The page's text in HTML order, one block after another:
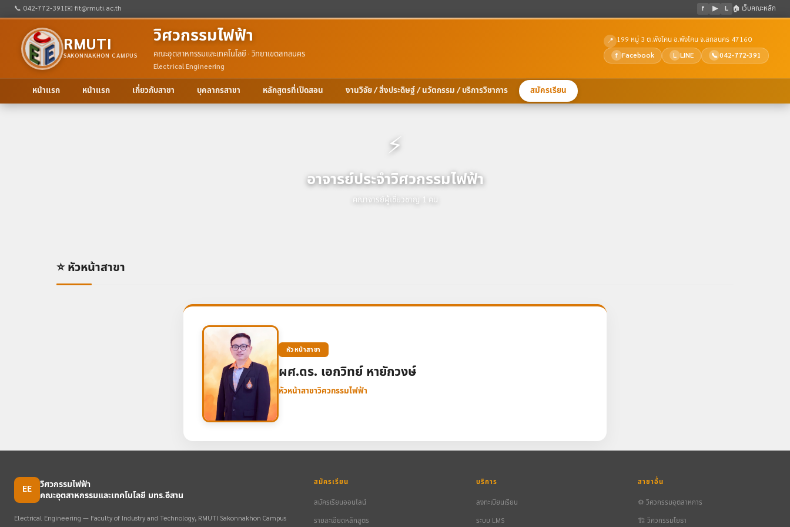
📞 042-772-391✉️ fit@rmuti.ac.th f ▶ L 🏠 เว็บคณะหลัก
RMUTI
SAKONNAKHON CAMPUS
วิศวกรรมไฟฟ้า
คณะอุตสาหกรรมและเทคโนโลยี · วิทยาเขตสกลนคร
Electrical Engineering
📍 199 หมู่ 3 ต.พังโคน อ.พังโคน จ.สกลนคร 47160
f Facebook L LINE 📞 042-772-391
หน้าแรก หน้าแรก เกี่ยวกับสาขา บุคลากรสาขา หลักสูตรที่เปิดสอน งานวิจัย / สิ่งประดิษฐ์ / นวัตกรรม / บริการวิชาการ สมัครเรียน
⚡
อาจารย์ประจำวิศวกรรมไฟฟ้า
คณาจารย์ผู้เชี่ยวชาญ 1 คน
⭐ หัวหน้าสาขา
หัวหน้าสาขา
ผศ.ดร. เอกวิทย์ หายักวงษ์
หัวหน้าสาขาวิศวกรรมไฟฟ้า
EE
วิศวกรรมไฟฟ้า
คณะอุตสาหกรรมและเทคโนโลยี มทร.อีสาน
Electrical Engineering — Faculty of Industry and Technology, RMUTI Sakonnakhon Campus
สมัครเรียน
สมัครเรียนออนไลน์
รายละเอียดหลักสูตร
บริการ
ลงทะเบียนเรียน
ระบบ LMS
สาขาอื่น
⚙️ วิศวกรรมอุตสาหการ
🏗️ วิศวกรรมโยธา